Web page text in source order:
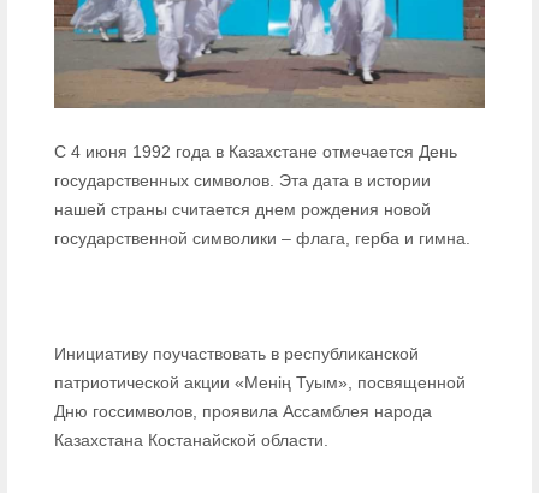
С 4 июня 1992 года в Казахстане отмечается День
государственных символов. Эта дата в истории
нашей страны считается днем рождения новой
государственной символики – флага, герба и гимна.
Инициативу поучаствовать в республиканской
патриотической акции «Менің Туым», посвященной
Дню госсимволов, проявила Ассамблея народа
Казахстана Костанайской области.